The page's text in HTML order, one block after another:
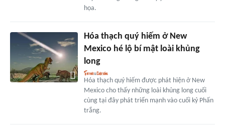
họa.
Hóa thạch quý hiếm ở New
Mexico hé lộ bí mật loài khủng
long
Hóa thạch quý hiếm được phát hiện ở New
Mexico cho thấy những loài khủng long cuối
cùng tại đây phát triển mạnh vào cuối kỷ Phấn
trắng.